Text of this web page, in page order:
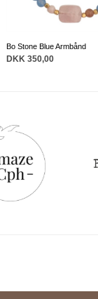
Bo Stone Blue Armbånd
DKK 350,00